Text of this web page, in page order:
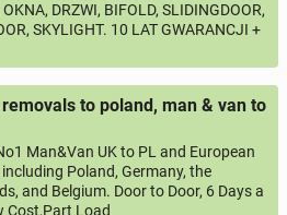
DRZWI, BIFOLD, SLIDINGDOOR,
SKYLIGHT. 10 LAT GWARANCJI +
to poland, man & van to
Man&Van UK to PL and European
Poland, Germany, the
and Belgium. Door to Door, 6 Days a
Cost,Part Load